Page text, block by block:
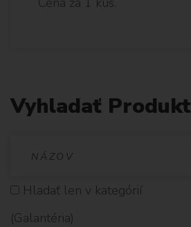
Vyhladať Produkt
Hladať len v kategórií
(Galantéria)